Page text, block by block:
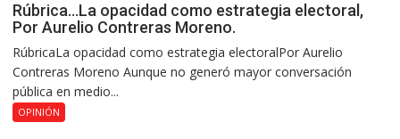
Rúbrica…La opacidad como estrategia electoral,
Por Aurelio Contreras Moreno.
RúbricaLa opacidad como estrategia electoralPor Aurelio
Contreras Moreno Aunque no generó mayor conversación
pública en medio...
OPINIÓN